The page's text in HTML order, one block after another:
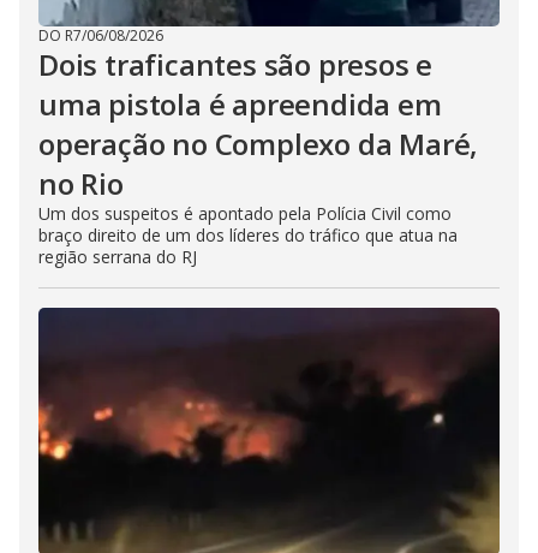
DO R7/06/08/2026
Dois traficantes são presos e
uma pistola é apreendida em
operação no Complexo da Maré,
no Rio
Um dos suspeitos é apontado pela Polícia Civil como
braço direito de um dos líderes do tráfico que atua na
região serrana do RJ